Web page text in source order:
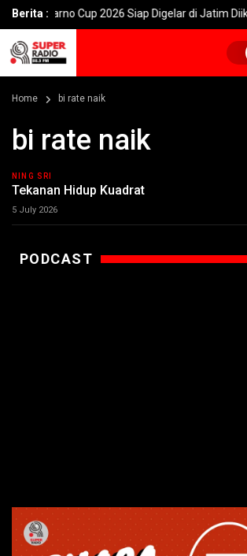
Berita :Cup 2026 Siap Digelar di Jatim Diikuti 16
Home bi rate naik
bi rate naik
NING SRI
Tekanan Hidup Kuadrat
5 July 2026
PODCAST